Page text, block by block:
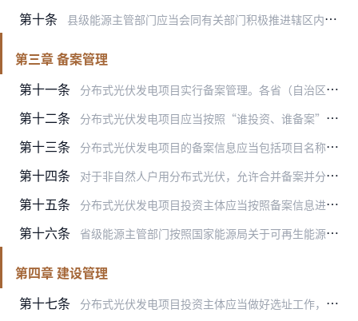
第十条 县级能源主管部门应当会同有关部门积极推进辖区内分布式光伏发电开发利用。分布式光伏发电开发应当尊重建筑产权人意愿，各地不得以特许权经营方式控制屋顶等分布式光伏发电…
第三章 备案管理
第十一条
分布式光伏发电项目实行备案管理。各省（自治区、直辖市）应当明确分布式光伏发电备案机关及其权限等，并向社会公布。
第十二条 分布式光伏发电项目应当按照“谁投资、谁备案”的原则确定备案主体。
第十三条 分布式光伏发电项目的备案信息应当包括项目名称、投资主体、建设地点、项目类型、建设规模、上网模式等。分布式光伏发电项目的容量为交流侧容量（即逆变器额定输出功率之和…
第十四条 对于非自然人户用分布式光伏，允许合并备案并分别接入电网。合并备案需满足以下条件：投资主体相同、备案机关相同、单个项目的建设场所、规模及内容明确。其余情况不得将分…
第十五条 分布式光伏发电项目投资主体应当按照备案信息进行建设，不得自行变更项目备案信息的重要事项。项目备案后，项目法人发生变化，项目建设地点、规模、内容发生重大变更，或者…
第十六条 省级能源主管部门按照国家能源局关于可再生能源项目建档立卡工作有关要求，依托国家可再生能源发电项目信息管理平台，组织开展分布式光伏发电项目的建档立卡工作。分布式光…
第四章 建设管理
第十七条
分布式光伏发电项目投资主体应当做好选址工作，并及时向电网企业提交并网申请，取得电网企业并网意见后方可开工建设。建设场所必须合法合规，手续齐全，产权清晰。